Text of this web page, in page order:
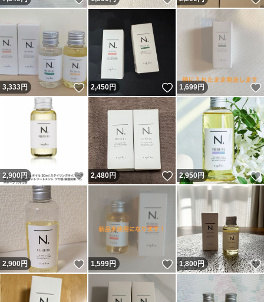
3,333円 いいね！
2,450円 いいね！
1,699円
2,900円 いいね！
2,480円 いいね！
2,950円
2,900円 いいね！
1,599円 いいね！
1,800円